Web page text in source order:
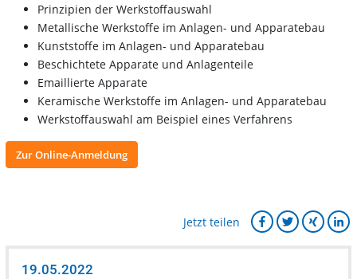
Prinzipien der Werkstoffauswahl
Metallische Werkstoffe im Anlagen- und Apparatebau
Kunststoffe im Anlagen- und Apparatebau
Beschichtete Apparate und Anlagenteile
Emaillierte Apparate
Keramische Werkstoffe im Anlagen- und Apparatebau
Werkstoffauswahl am Beispiel eines Verfahrens
Zur Online-Anmeldung
Jetzt teilen
19.05.2022